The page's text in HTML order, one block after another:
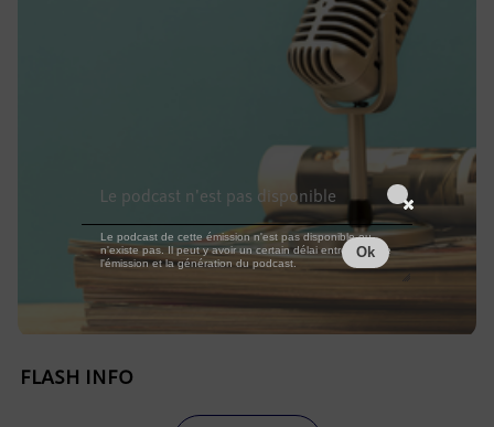
FLASH INFO
Le podcast n'est pas disponible
Le podcast de cette émission n'est pas disponible ou
n'existe pas. Il peut y avoir un certain délai entre la fin de
l'émission et la génération du podcast.
Ok